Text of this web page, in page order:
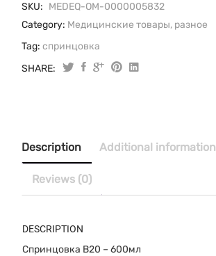
quantity
SKU: MEDEQ-OM-0000005832
Category: Медицинские товары, разное
Tag: спринцовка
SHARE:
Description Additional information
Reviews (0)
DESCRIPTION
Спринцовка B20 – 600мл